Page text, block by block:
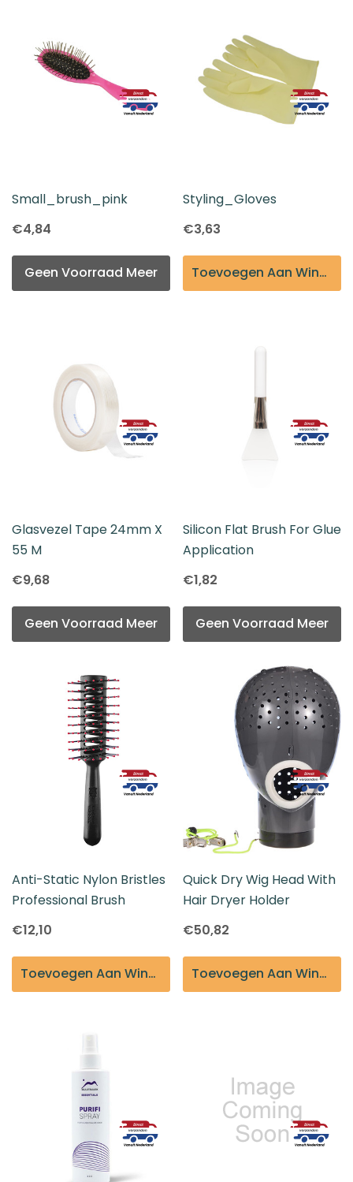
Small_brush_pink
€4,84
Geen Voorraad Meer
Styling_Gloves
€3,63
Toevoegen Aan Winkelmandje
Glasvezel Tape 24mm X
55 M
€9,68
Geen Voorraad Meer
Silicon Flat Brush For Glue
Application
€1,82
Geen Voorraad Meer
Anti-Static Nylon Bristles
Professional Brush
€12,10
Toevoegen Aan Winkelmandje
Quick Dry Wig Head With
Hair Dryer Holder
€50,82
Toevoegen Aan Winkelmandje